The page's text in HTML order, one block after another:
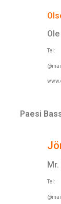
Tel:
Paesi
Tel: